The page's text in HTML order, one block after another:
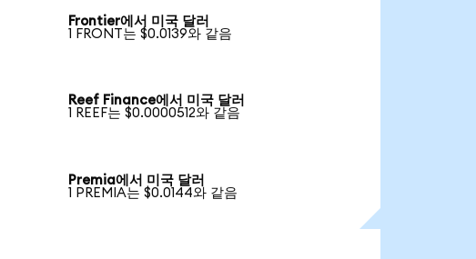
Frontier에서 미국 달러
1 FRONT는 $0.0139와 같음
Reef Finance에서 미국 달러
1 REEF는 $0.0000512와 같음
Premia에서 미국 달러
1 PREMIA는 $0.0144와 같음